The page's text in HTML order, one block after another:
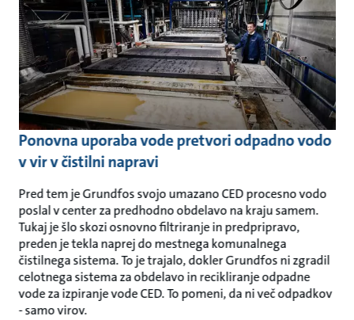
Ponovna uporaba vode pretvori odpadno vodo
v vir v čistilni napravi
Pred tem je Grundfos svojo umazano CED procesno vodo
poslal v center za predhodno obdelavo na kraju samem.
Tukaj je šlo skozi osnovno filtriranje in predpripravo,
preden je tekla naprej do mestnega komunalnega
čistilnega sistema. To je trajalo, dokler Grundfos ni zgradil
celotnega sistema za obdelavo in recikliranje odpadne
vode za izpiranje vode CED. To pomeni, da ni več odpadkov
- samo virov.